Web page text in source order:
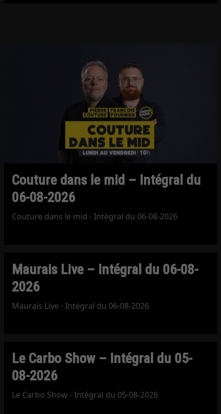
Couture dans le mid – Intégral du
06-08-2026
Couture dans le mid - Intégral du 06-08-2026
Maurais Live – Intégral du 06-08-
2026
Maurais Live - Intégral du 06-08-2026
Le Carbo Show – Intégral du 05-
08-2026
Le Carbo Show - Intégral du 05-08-2026